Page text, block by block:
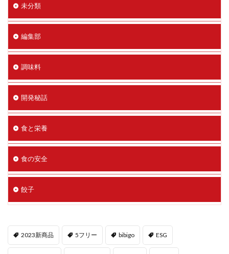
未分類
編集部
調味料
開発秘話
食と栄養
食の安全
餃子
2023新商品 5フリー bibigo ESG